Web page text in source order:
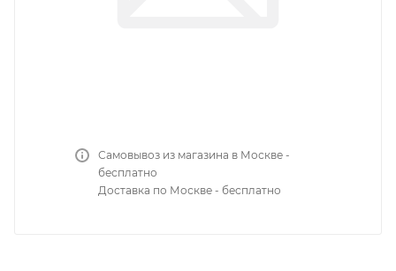
Самовывоз из магазина в Москве -
бесплатно
Доставка по Москве - бесплатно